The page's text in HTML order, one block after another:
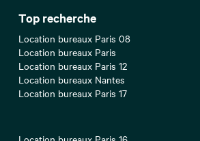
Top recherche
Location bureaux Paris 08
Location bureaux Paris
Location bureaux Paris 12
Location bureaux Nantes
Location bureaux Paris 17